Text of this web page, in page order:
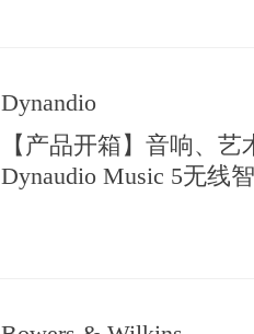
Dynandio
【产品开箱】音响、
Dynaudio Music 5无线